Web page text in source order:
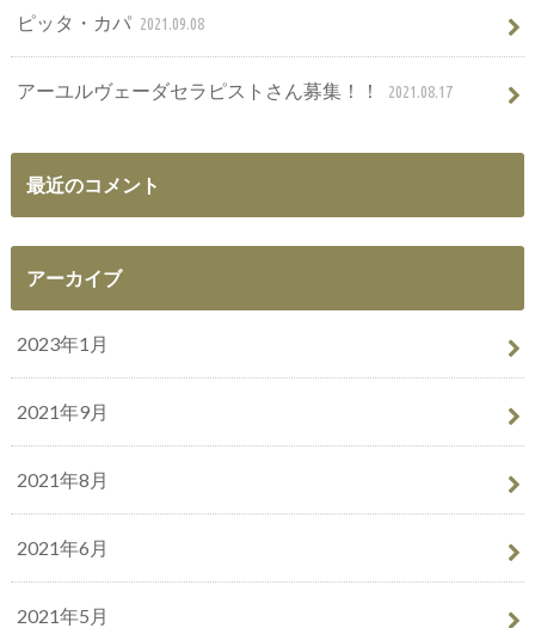
ピッタ・カパ 2021.09.08
アーユルヴェーダセラピストさん募集！！ 2021.08.17
最近のコメント
アーカイブ
2023年1月
2021年9月
2021年8月
2021年6月
2021年5月